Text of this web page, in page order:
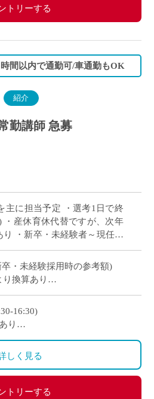
トリーする
間以内で通勤可/車通勤もOK
紹介
勤講師 急募
主に担当予定 ・選考1日で終
・産休育休代替ですが、次年
り ・新卒・未経験者～現任者
板、生徒1 […]
・未経験採用時の参考額)
り換算あり
用保険、労災保険
16:30)
り
、その他学校の定める休日
しく見る
トリーする